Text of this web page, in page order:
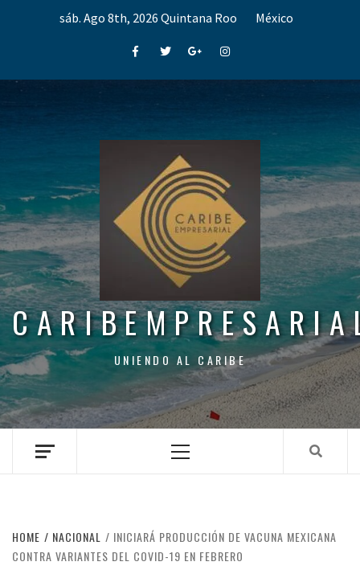
sáb. Ago 8th, 2026 Quintana Roo México
FacebookTwitterGoogle+Instagram
UNIENDO AL CARIBE
Menu
HOME NACIONAL
INICIARÁ PRODUCCIÓN DE VACUNA MEXICANA
CONTRA VARIANTES DEL COVID-19 EN FEBRERO